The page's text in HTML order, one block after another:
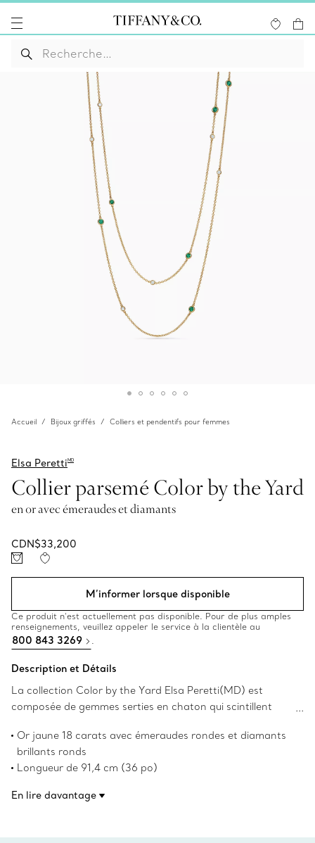
Accueil Bijoux griffés Colliers et pendentifs pour femmes
Elsa PerettiMD
Collier parsemé Color by the Yard
en or avec émeraudes et diamants
CDN$33,200
M’informer lorsque disponible
Ce produit n’est actuellement pas disponible. Pour de plus amples
renseignements, veuillez appeler le service à la clientèle au
800 843 3269 .
Description et Détails
La collection Color by the Yard Elsa Peretti(MD) est
composée de gemmes serties en chaton qui scintillent
d’émeraudes resplendissantes et de diamants scintillants.
Or jaune 18 carats avec émeraudes rondes et diamants
brillants ronds
Longueur de 91,4 cm (36 po)
Diamants brillants ronds, poids total en carats de 0,34
En lire davantage